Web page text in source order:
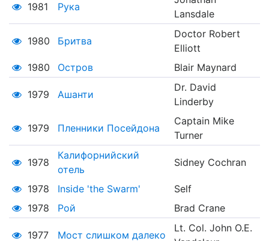
1981 Рука
Lansdale
1980 Бритва
Doctor Robert
Elliott
1980
Остров Blair Maynard
1979 Ашанти
Dr. David
Linderby
1979 Пленники Посейдона
Captain Mike
Turner
1978
Калифорнийский
отель
Sidney Cochran
1978 Inside 'the Swarm'
Self
1978
Рой Brad Crane
1977 Мост слишком далеко
Lt. Col. John O.E.